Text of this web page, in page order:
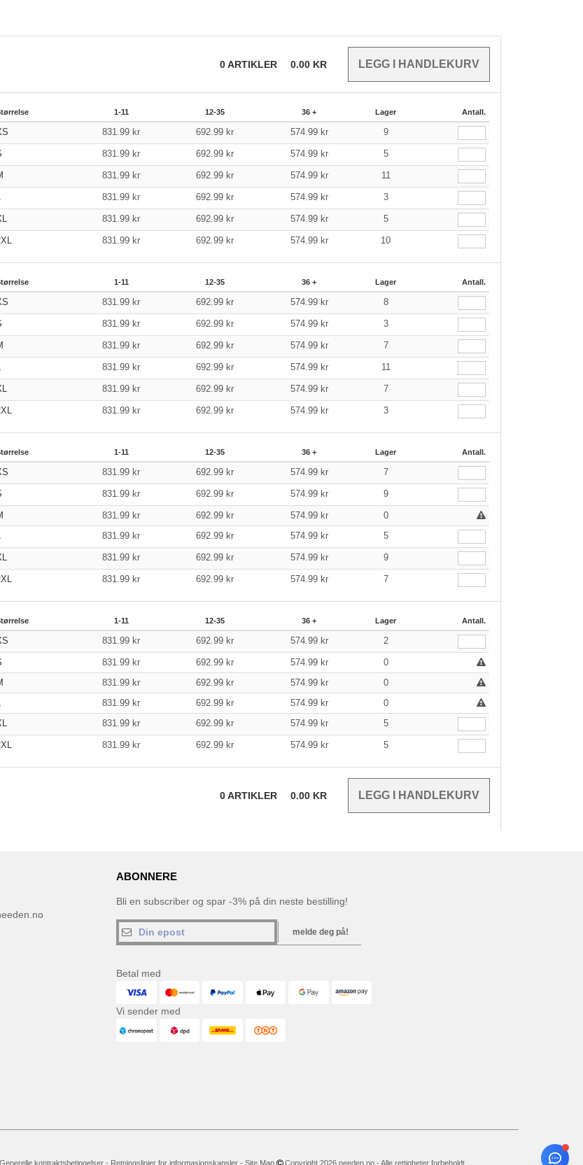
0ARTIKLER 0.00 KR
1-11 12-35 36 + Lager Antall.
831.99 kr 692.99 kr 574.99 kr 9
831.99 kr 692.99 kr 574.99 kr 5
831.99 kr 692.99 kr 574.99 kr 11
831.99 kr 692.99 kr 574.99 kr 3
831.99 kr 692.99 kr 574.99 kr 5
831.99 kr 692.99 kr 574.99 kr 10
1-11 12-35 36 + Lager Antall.
831.99 kr 692.99 kr 574.99 kr 8
831.99 kr 692.99 kr 574.99 kr 3
831.99 kr 692.99 kr 574.99 kr 7
831.99 kr 692.99 kr 574.99 kr 11
831.99 kr 692.99 kr 574.99 kr 7
831.99 kr 692.99 kr 574.99 kr 3
1-11 12-35 36 + Lager Antall.
831.99 kr 692.99 kr 574.99 kr 7
831.99 kr 692.99 kr 574.99 kr 9
831.99 kr 692.99 kr 574.99 kr
0
831.99 kr 692.99 kr 574.99 kr 5
831.99 kr 692.99 kr 574.99 kr 9
831.99 kr 692.99 kr 574.99 kr 7
1-11 12-35 36 + Lager Antall.
831.99 kr 692.99 kr 574.99 kr 2
831.99 kr 692.99 kr 574.99 kr
0
831.99 kr 692.99 kr 574.99 kr
0
831.99 kr 692.99 kr 574.99 kr
0
831.99 kr 692.99 kr 574.99 kr 5
831.99 kr 692.99 kr 574.99 kr 5
0ARTIKLER 0.00 KR
ABONNERE
Bli en subscriber og spar -3% på din neste bestilling!
melde deg på!
Betal med
Vi sender med
Generelle kontraktsbetingelser- Retningslinjer for informasjonskapsler- Site Map Copyright 2026 needen.no - Alle rettigheter forbeholdt